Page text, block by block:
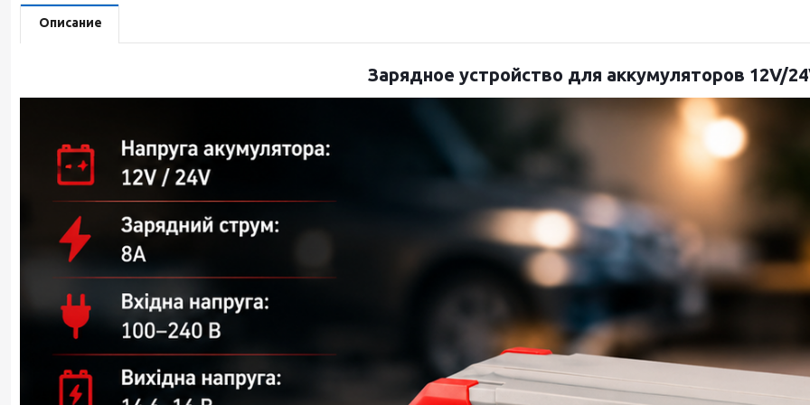
Описание
Зарядное устройство для аккумуляторов 12V/